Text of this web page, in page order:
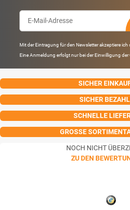
Mit der Eintragung für den Newsletter akzeptiere ich
Eine Anmeldung erfolgt nur bei der Einwilligung der
SICHER
SICHER
SCHNELLE
GROSSE
NOCH NICHT
ZU DEN